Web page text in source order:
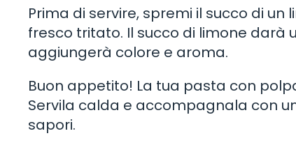
Prima di servire, spremi il succo di
fresco tritato. Il succo di limone darà
aggiungerà colore e aroma.
Buon appetito! La tua pasta con
Servila calda e accompagnala con
sapori.